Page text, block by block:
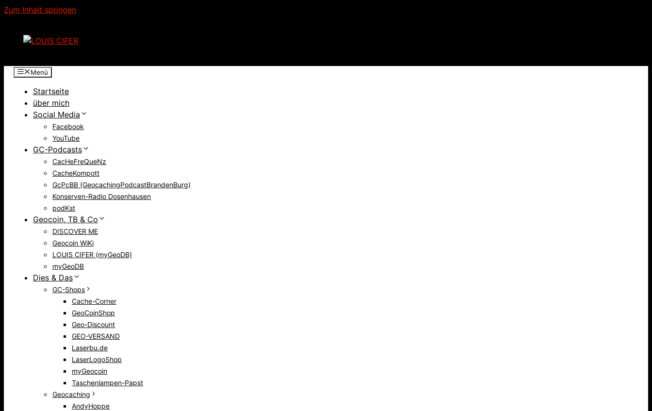
Zum Inhalt springen
Menü
Startseite
über mich
Social Media
Facebook
YouTube
GC-Podcasts
CacHeFreQueNz
CacheKompott
GcPcBB (GeocachingPodcastBrandenBurg)
Konserven-Radio Dosenhausen
podKst
Geocoin, TB & Co
DISCOVER ME
Geocoin WiKi
LOUIS CIFER (myGeoDB)
myGeoDB
Dies & Das
GC-Shops
Cache-Corner
GeoCoinShop
Geo-Discount
GEO-VERSAND
Laserbu.de
LaserLogoShop
myGeocoin
Taschenlampen-Papst
Geocaching
AndyHoppe